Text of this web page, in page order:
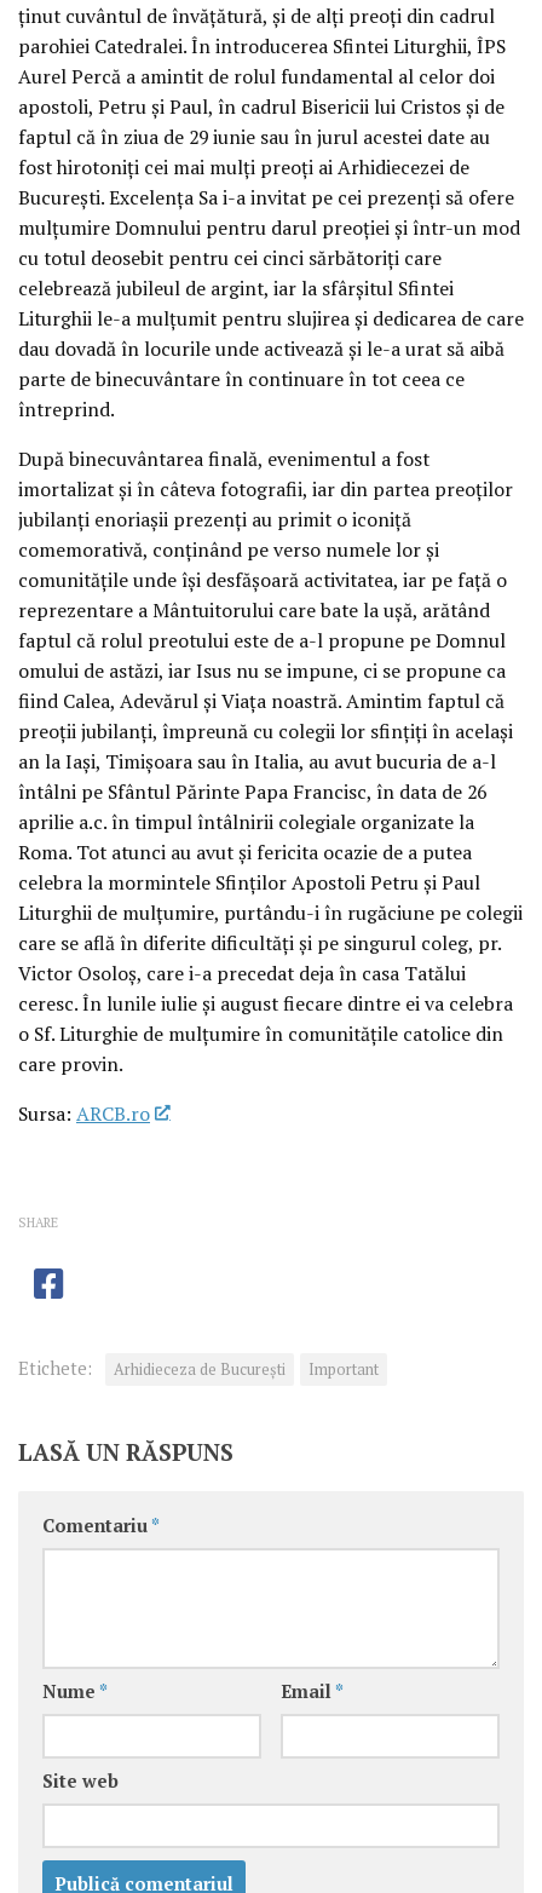
ținut cuvântul de învățătură, și de alți preoți din cadrul
parohiei Catedralei. În introducerea Sfintei Liturghii, ÎPS
Aurel Percă a amintit de rolul fundamental al celor doi
apostoli, Petru și Paul, în cadrul Bisericii lui Cristos și de
faptul că în ziua de 29 iunie sau în jurul acestei date au
fost hirotoniți cei mai mulți preoți ai Arhidiecezei de
București. Excelența Sa i-a invitat pe cei prezenți să ofere
mulțumire Domnului pentru darul preoției și într-un mod
cu totul deosebit pentru cei cinci sărbătoriți care
celebrează jubileul de argint, iar la sfârșitul Sfintei
Liturghii le-a mulțumit pentru slujirea și dedicarea de care
dau dovadă în locurile unde activează și le-a urat să aibă
parte de binecuvântare în continuare în tot ceea ce
întreprind.
După binecuvântarea finală, evenimentul a fost
imortalizat și în câteva fotografii, iar din partea preoților
jubilanți enoriașii prezenți au primit o iconiță
comemorativă, conținând pe verso numele lor și
comunitățile unde își desfășoară activitatea, iar pe față o
reprezentare a Mântuitorului care bate la ușă, arătând
faptul că rolul preotului este de a-l propune pe Domnul
omului de astăzi, iar Isus nu se impune, ci se propune ca
fiind Calea, Adevărul și Viața noastră. Amintim faptul că
preoții jubilanți, împreună cu colegii lor sfințiți în același
an la Iași, Timișoara sau în Italia, au avut bucuria de a-l
întâlni pe Sfântul Părinte Papa Francisc, în data de 26
aprilie a.c. în timpul întâlnirii colegiale organizate la
Roma. Tot atunci au avut și fericita ocazie de a putea
celebra la mormintele Sfinților Apostoli Petru și Paul
Liturghii de mulțumire, purtându-i în rugăciune pe colegii
care se află în diferite dificultăți și pe singurul coleg, pr.
Victor Osoloș, care i-a precedat deja în casa Tatălui
ceresc. În lunile iulie și august fiecare dintre ei va celebra
o Sf. Liturghie de mulțumire în comunitățile catolice din
care provin.
Sursa: ARCB.ro
SHARE
Etichete: Arhidieceza de București Important
LASĂ UN RĂSPUNS
Comentariu *
Nume * Email *
Site web